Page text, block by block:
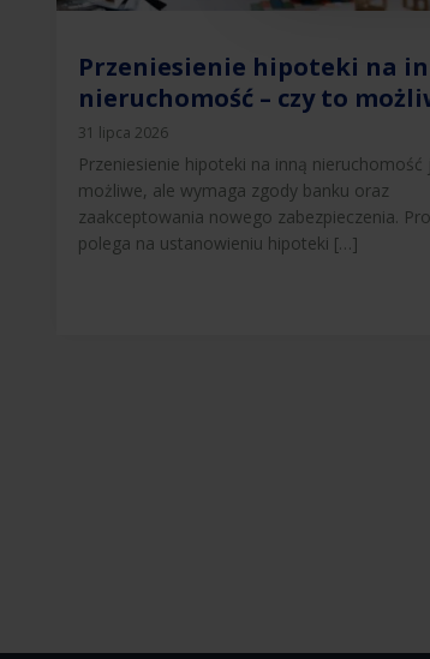
Przeniesienie hipoteki na
nieruchomość – czy to
31 lipca 2026
Przeniesienie hipoteki na inną nieruchomość
możliwe, ale wymaga zgody banku oraz
zaakceptowania nowego zabezpieczenia.
polega na ustanowieniu hipoteki […]